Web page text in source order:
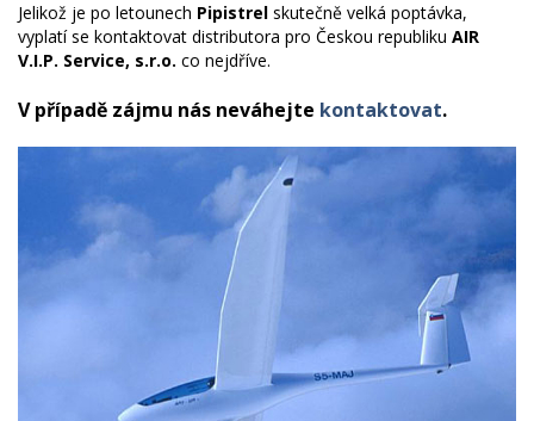
Jelikož je po letounech Pipistrel skutečně velká poptávka,
vyplatí se kontaktovat distributora pro Českou republiku AIR
V.I.P. Service, s.r.o. co nejdříve.
V případě zájmu nás neváhejte kontaktovat.